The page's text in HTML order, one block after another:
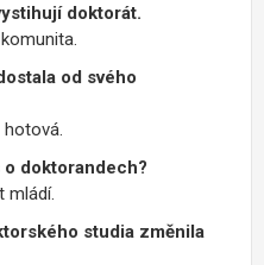
doktorát.
od svého
doktorandech?
mládí.
studia změnila